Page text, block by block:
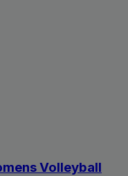
Volleyball